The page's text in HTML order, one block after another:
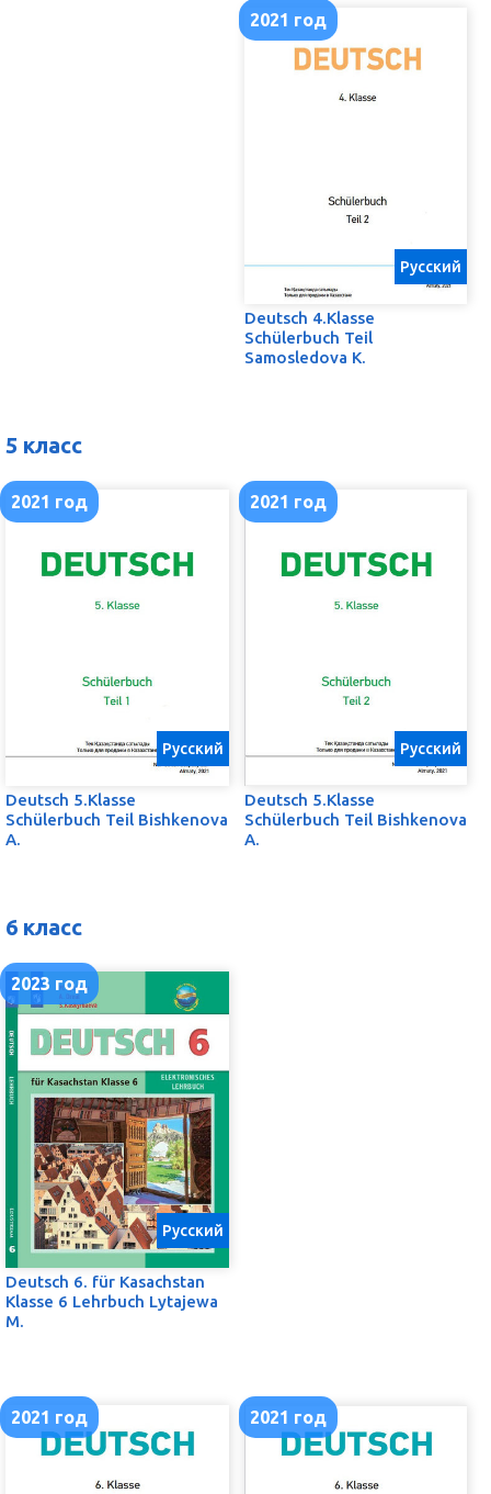
2021 год
Deutsch 4.Klasse
Schülerbuch Teil
Samosledova K.
Русский
5 класс
2021 год
Deutsch 5.Klasse
Schülerbuch Teil Bishkenova
A.
Русский
2021 год
Deutsch 5.Klasse
Schülerbuch Teil Bishkenova
A.
Русский
6 класс
2023 год
Deutsch 6. für Kasachstan
Klasse 6 Lehrbuch Lytajewa
M.
Русский
2021 год 2021 год